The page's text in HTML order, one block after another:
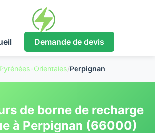
Demande de devis
Pyrénées-Orientales/Perpignan
de borne de recharge
à Perpignan (66000)